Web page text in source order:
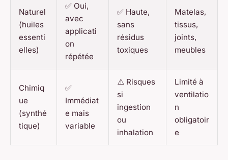
Naturel
(huiles
essenti
elles)
✅ Oui,
avec
applicati
on
répétée
✅ Haute,
sans
résidus
toxiques
Matelas,
tissus,
joints,
meubles
Chimiq
ue
(synthé
tique)
✅
Immédiat
e mais
variable
⚠️ Risques
si
ingestion
ou
inhalation
Limité à
ventilatio
n
obligatoir
e